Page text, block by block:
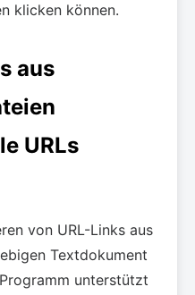
klicken können.
aus
URLs
von URL-Links aus
Textdokument
unterstützt